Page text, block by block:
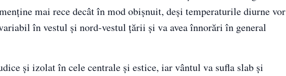
mai rece decât în mod obișnuit, deși temperaturile diurne vor
în vestul și nord-vestul țării și va avea înnorări în general
și izolat în cele centrale și estice, iar vântul va sufla slab și